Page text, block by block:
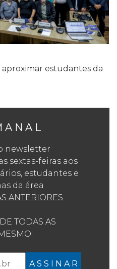
aproximar estudantes da
newsletter
sextas-feiras aos
estudantes e
da área
ANTERIORES
TODAS AS
A S S I N A R